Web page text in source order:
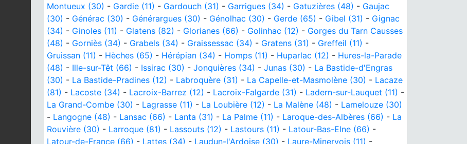
Montueux (30) - Gardie (11) - Gardouch (31) - Garrigues (34) - Gatuzières (48) - Gaujac
(30) - Générac (30) - Générargues (30) - Génolhac (30) - Gerde (65) - Gibel (31) - Gignac
(34) - Ginoles (11) - Glatens (82) - Glorianes (66) - Golinhac (12) - Gorges du Tarn Causses
(48) - Gorniès (34) - Grabels (34) - Graissessac (34) - Gratens (31) - Greffeil (11) -
Gruissan (11) - Hèches (65) - Hérépian (34) - Homps (11) - Huparlac (12) - Hures-la-Parade
(48) - Ille-sur-Têt (66) - Issirac (30) - Jonquières (34) - Junas (30) - La Bastide-d'Engras
(30) - La Bastide-Pradines (12) - Labroquère (31) - La Capelle-et-Masmolène (30) - Lacaze
(81) - Lacoste (34) - Lacroix-Barrez (12) - Lacroix-Falgarde (31) - Ladern-sur-Lauquet (11) -
La Grand-Combe (30) - Lagrasse (11) - La Loubière (12) - La Malène (48) - Lamelouze (30)
- Langogne (48) - Lansac (66) - Lanta (31) - La Palme (11) - Laroque-des-Albères (66) - La
Rouvière (30) - Larroque (81) - Lassouts (12) - Lastours (11) - Latour-Bas-Elne (66) -
Latour-de-France (66) - Lattes (34) - Laudun-l'Ardoise (30) - Laure-Minervois (11) -